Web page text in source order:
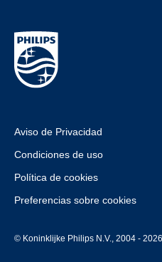
Aviso de Privacidad
Condiciones de uso
Política de cookies
Preferencias sobre cookies
© Koninklijke Philips N.V., 2004 -